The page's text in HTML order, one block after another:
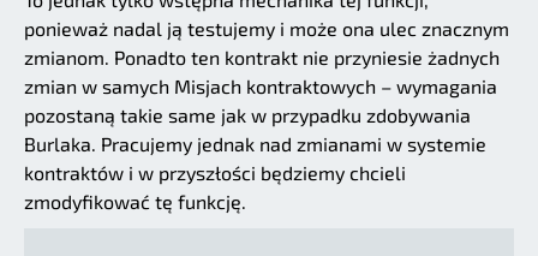
ponieważ nadal ją testujemy i może ona ulec znacznym
zmianom. Ponadto ten kontrakt nie przyniesie żadnych
zmian w samych Misjach kontraktowych – wymagania
pozostaną takie same jak w przypadku zdobywania
Burlaka. Pracujemy jednak nad zmianami w systemie
kontraktów i w przyszłości będziemy chcieli
zmodyfikować tę funkcję.